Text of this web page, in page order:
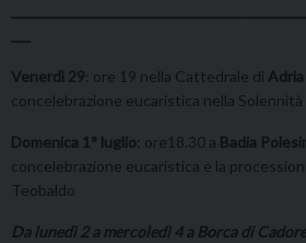
Venerdì 29: ore 19 nella Cattedrale di Adria
concelebrazione eucaristica nella
Domenica 1° luglio: ore18.30 a Badia
concelebrazione eucaristica e la
Teobaldo
Da lunedì 2 a mercoledì 4 a Borca di